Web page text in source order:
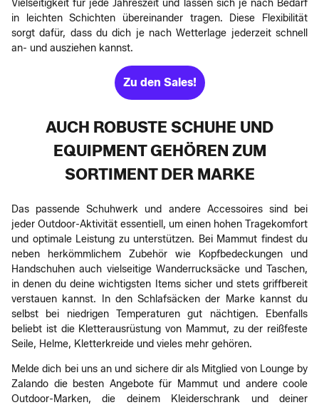
Vielseitigkeit für jede Jahreszeit und lassen sich je nach Bedarf
in leichten Schichten übereinander tragen. Diese Flexibilität
sorgt dafür, dass du dich je nach Wetterlage jederzeit schnell
an- und ausziehen kannst.
Zu den Sales!
AUCH ROBUSTE SCHUHE UND
EQUIPMENT GEHÖREN ZUM
SORTIMENT DER MARKE
Das passende Schuhwerk und andere Accessoires sind bei
jeder Outdoor-Aktivität essentiell, um einen hohen Tragekomfort
und optimale Leistung zu unterstützen. Bei Mammut findest du
neben herkömmlichem Zubehör wie Kopfbedeckungen und
Handschuhen auch vielseitige Wanderrucksäcke und Taschen,
in denen du deine wichtigsten Items sicher und stets griffbereit
verstauen kannst. In den Schlafsäcken der Marke kannst du
selbst bei niedrigen Temperaturen gut nächtigen. Ebenfalls
beliebt ist die Kletterausrüstung von Mammut, zu der reißfeste
Seile, Helme, Kletterkreide und vieles mehr gehören.
Melde dich bei uns an und sichere dir als Mitglied von Lounge by
Zalando die besten Angebote für Mammut und andere coole
Outdoor-Marken, die deinem Kleiderschrank und deiner